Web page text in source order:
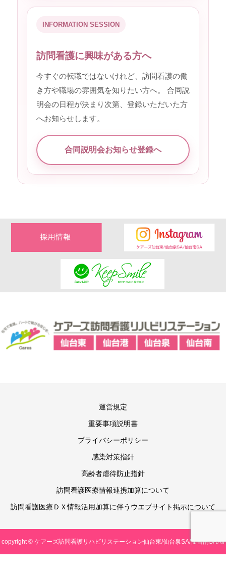
INFORMATION SESSION
訪問看護に興味がある方へ
今すぐの転職ではないけれど、訪問看護の働
き方や職場の雰囲気を知りたい方へ。 合同説
明会の日程が決まり次第、登録いただいた方
へお知らせします。
合同説明会お知らせ登録へ
運営規定
重要事項説明書
プライバシーポリシー
感染対策指針
高齢者虐待防止指針
訪問看護医療情報連携加算について
訪問看護医療ＤＸ情報活用加算に伴うウエブサイト掲示について
copyright © ケアーズ訪問看護リハビリステーション仙台東/仙台泉SA/仙台南SA All